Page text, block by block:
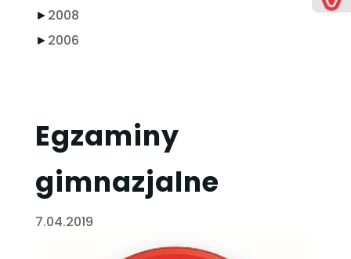
►2008
►2006
Egzaminy
gimnazjalne
7.04.2019